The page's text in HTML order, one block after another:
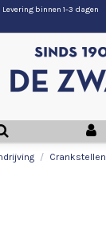
Levering binnen 1-3 dagen
Crankstellen